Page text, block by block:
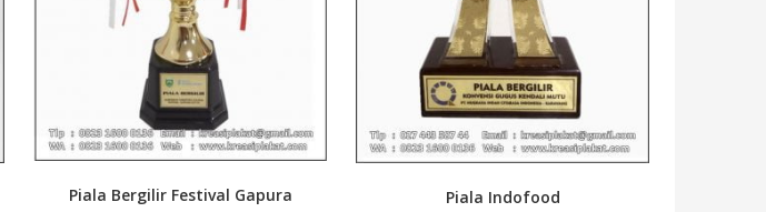
Piala Bergilir Festival Gapura Piala Indofood